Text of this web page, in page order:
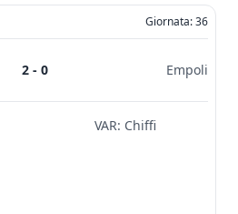
Giornata: 36
2 - 0 Empoli
VAR: Chiffi